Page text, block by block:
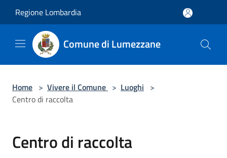
Regione Lombardia
Comune di Lumezzane
Home > Vivere il Comune > Luoghi >
Centro di raccolta
Centro di raccolta